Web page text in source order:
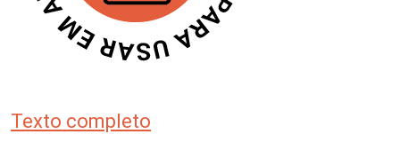
Texto completo